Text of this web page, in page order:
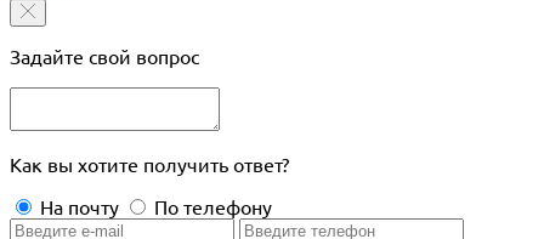
Задайте свой вопрос
Как вы хотите получить ответ?
На почту
По телефону